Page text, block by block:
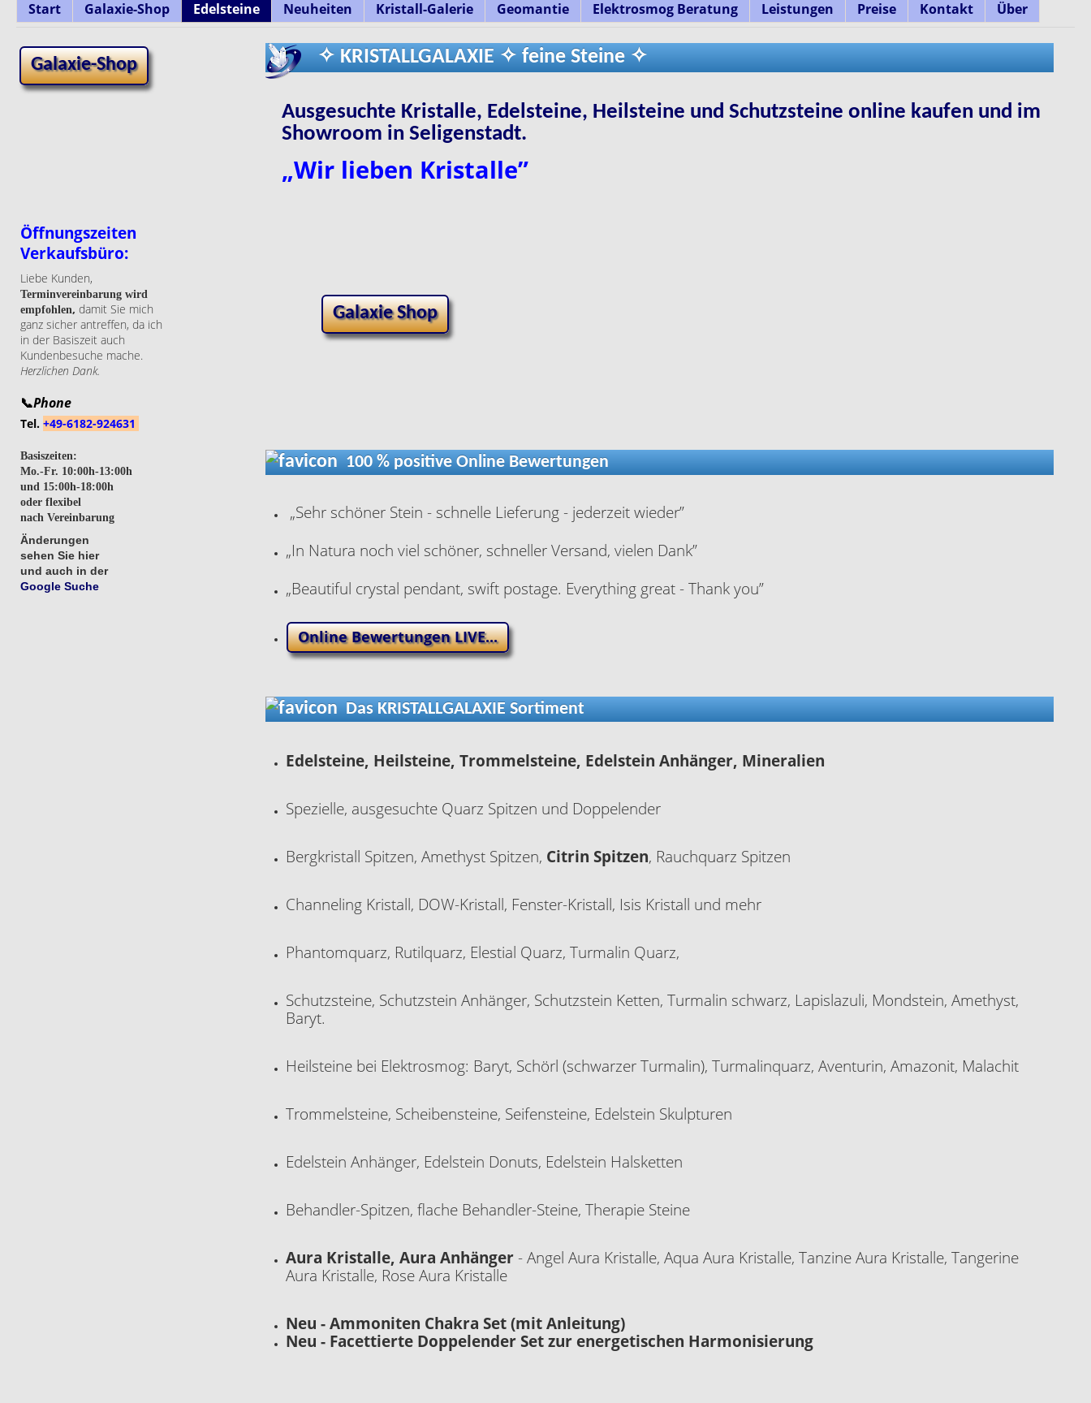
Start Galaxie-Shop Edelsteine Neuheiten Kristall-Galerie Geomantie Elektrosmog Beratung Leistungen Preise Kontakt Über
Galaxie-Shop
Öffnungszeiten
Verkaufsbüro:
Liebe Kunden,
Terminvereinbarung wird
empfohlen, damit Sie mich
ganz sicher antreffen, da ich
in der Basiszeit auch
Kundenbesuche mache.
Herzlichen Dank.
📞Phone
Tel. +49-6182-924631
Basiszeiten:
Mo.-Fr. 10:00h-13:00h
und 15:00h-18:00h
oder flexibel
nach Vereinbarung
Änderungen
sehen Sie hier
und auch in der
Google Suche
✧ KRISTALLGALAXIE ✧ feine Steine ✧
Ausgesuchte Kristalle, Edelsteine, Heilsteine und Schutzsteine online kaufen und im
Showroom in Seligenstadt.
„Wir lieben Kristalle”
Galaxie Shop
100 % positive Online Bewertungen
„Sehr schöner Stein - schnelle Lieferung - jederzeit wieder”
„In Natura noch viel schöner, schneller Versand, vielen Dank”
„Beautiful crystal pendant, swift postage. Everything great - Thank you”
Online Bewertungen LIVE...
Das KRISTALLGALAXIE Sortiment
Edelsteine, Heilsteine, Trommelsteine, Edelstein Anhänger, Mineralien
Spezielle, ausgesuchte Quarz Spitzen und Doppelender
Bergkristall Spitzen, Amethyst Spitzen, Citrin Spitzen, Rauchquarz Spitzen
Channeling Kristall, DOW-Kristall, Fenster-Kristall, Isis Kristall und mehr
Phantomquarz, Rutilquarz, Elestial Quarz, Turmalin Quarz,
Schutzsteine, Schutzstein Anhänger, Schutzstein Ketten, Turmalin schwarz, Lapislazuli, Mondstein, Amethyst,
Baryt.
Heilsteine bei Elektrosmog: Baryt, Schörl (schwarzer Turmalin), Turmalinquarz, Aventurin, Amazonit, Malachit
Trommelsteine, Scheibensteine, Seifensteine, Edelstein Skulpturen
Edelstein Anhänger, Edelstein Donuts, Edelstein Halsketten
Behandler-Spitzen, flache Behandler-Steine, Therapie Steine
Aura Kristalle, Aura Anhänger - Angel Aura Kristalle, Aqua Aura Kristalle, Tanzine Aura Kristalle, Tangerine
Aura Kristalle, Rose Aura Kristalle
Neu - Ammoniten Chakra Set (mit Anleitung)
Neu - Facettierte Doppelender Set zur energetischen Harmonisierung